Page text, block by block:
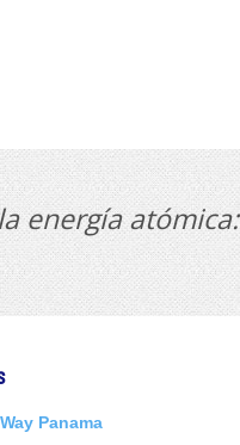
energía atómica:
Panama